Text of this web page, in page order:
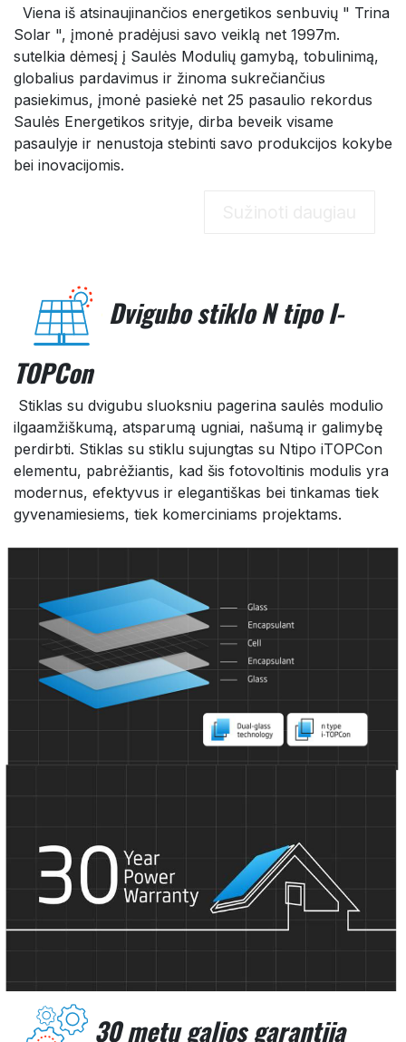
​​Viena iš atsinaujinančios energetikos senbuvių " Trina
Solar ", įmonė pradėjusi savo veiklą net 1997m.
sutelkia dėmesį į Saulės Modulių gamybą, tobulinimą,
globalius pardavimus ir žinoma sukrečiančius
pasiekimus, įmonė pasiekė net 25 pasaulio rekordus
Saulės Energetikos srityje, dirba beveik visame
pasaulyje ir nenustoja stebinti savo produkcijos kokybe
bei inovacijomis.
Dvigubo stiklo N tipo I-
TOPCon
Stiklas su dvigubu sluoksniu pagerina saulės modulio
ilgaamžiškumą, atsparumą ugniai, našumą ir galimybę
perdirbti. Stiklas su stiklu sujungtas su Ntipo iTOPCon
elementu, pabrėžiantis, kad šis fotovoltinis modulis yra
modernus, efektyvus ir elegantiškas bei tinkamas tiek
gyvenamiesiems, tiek komerciniams projektams.
30 metų galios garantija